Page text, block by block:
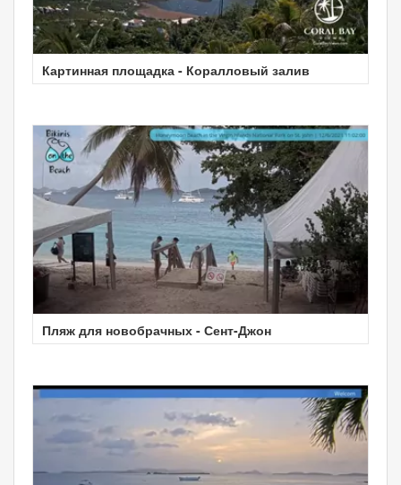
Картинная площадка - Коралловый залив
Пляж для новобрачных - Сент-Джон